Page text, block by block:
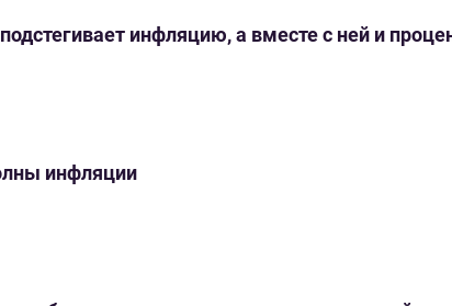
инфляцию, а вместе с ней и
инфляции